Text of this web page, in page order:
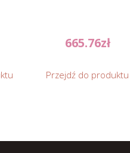
665.76zł
Przejdź do produktu